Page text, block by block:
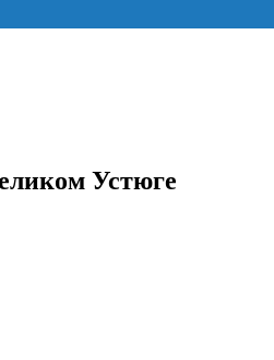
Устюге